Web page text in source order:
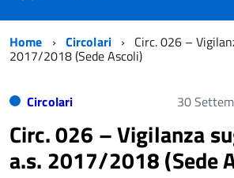
Home Circolari Circ. 026 –
2017/2018 (Sede Ascoli)
Circolari 30
Circ. 026 – Vigilanza
a.s. 2017/2018 (Sede